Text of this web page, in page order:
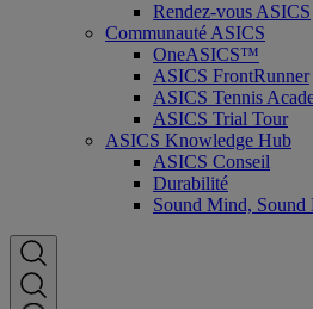
Rendez-vous ASICS
Communauté ASICS
OneASICS™
ASICS FrontRunner
ASICS Tennis
ASICS Trial Tour
ASICS Knowledge Hub
ASICS Conseil
Durabilité
Sound Mind, Sound